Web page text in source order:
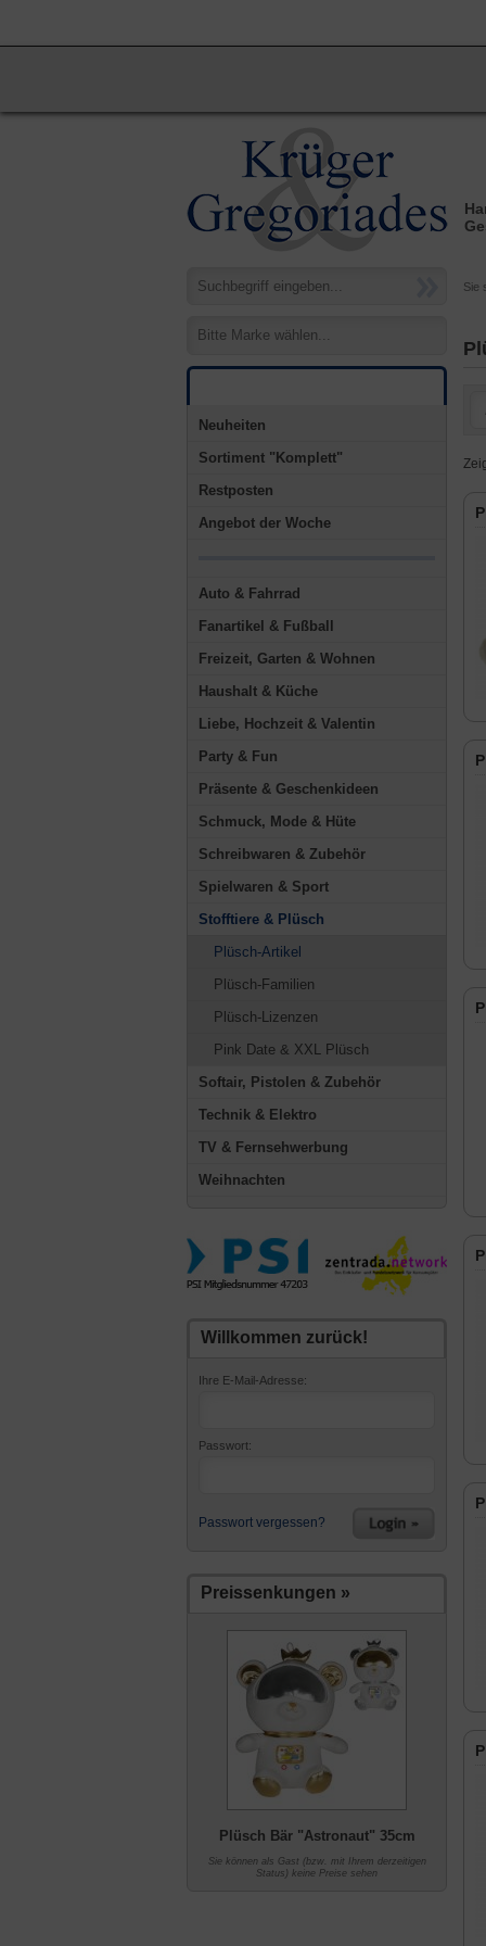
Bitte Marke wählen...
Neuheiten
Sortiment "Komplett"
Restposten
Angebot der Woche
Auto & Fahrrad
Fanartikel & Fußball
Freizeit, Garten & Wohnen
Haushalt & Küche
Liebe, Hochzeit & Valentin
Party & Fun
Präsente & Geschenkideen
Schmuck, Mode & Hüte
Schreibwaren & Zubehör
Spielwaren & Sport
Stofftiere & Plüsch
Plüsch-Artikel
Plüsch-Familien
Plüsch-Lizenzen
Pink Date & XXL Plüsch
Softair, Pistolen & Zubehör
Technik & Elektro
TV & Fernsehwerbung
Weihnachten
Willkommen zurück!
Ihre E-Mail-Adresse:
Passwort:
Passwort vergessen?
Preissenkungen »
Plüsch Bär "Astronaut" 35cm
Sie können als Gast (bzw. mit Ihrem derzeitigen
Status) keine Preise sehen
Sie